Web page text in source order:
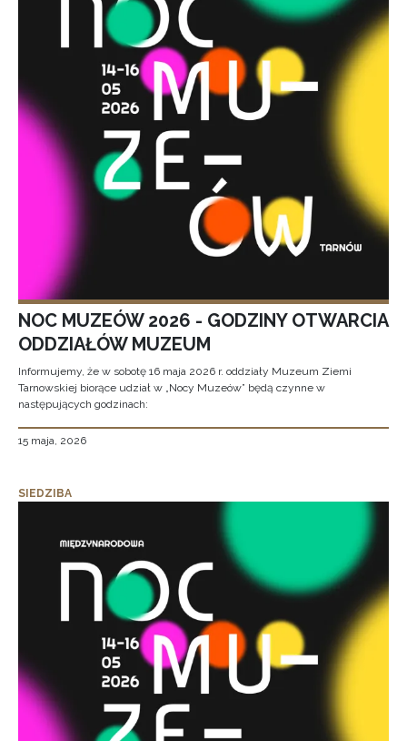
NOC MUZEÓW 2026 - GODZINY OTWARCIA
ODDZIAŁÓW MUZEUM
Informujemy, że w sobotę 16 maja 2026 r. oddziały Muzeum Ziemi
Tarnowskiej biorące udział w „Nocy Muzeów” będą czynne w
następujących godzinach:
15 maja, 2026
SIEDZIBA